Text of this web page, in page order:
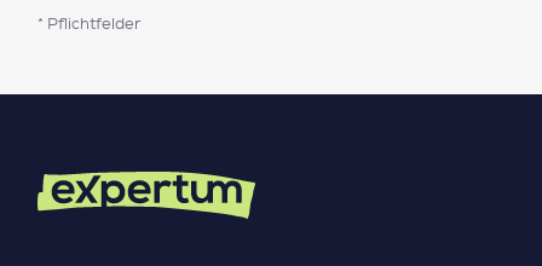
* Pflichtfelder